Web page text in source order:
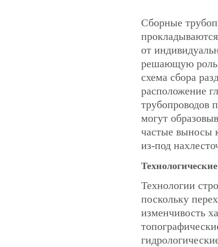
Сборные
от
решающую роль.
схема сбора
расположение
трубопроводов
могут
частые выносы
из-под
Технологии
поскольку
изменчивость